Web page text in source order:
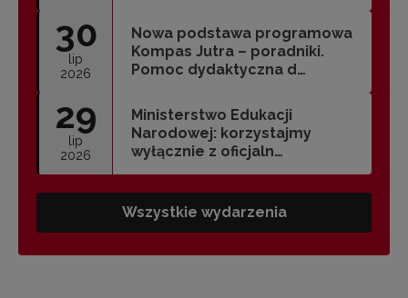
30
lip
2026
Nowa podstawa programowa
Kompas Jutra – poradniki.
Pomoc dydaktyczna d…
29
lip
2026
Ministerstwo Edukacji
Narodowej: korzystajmy
wyłącznie z oficjaln…
Wszystkie wydarzenia